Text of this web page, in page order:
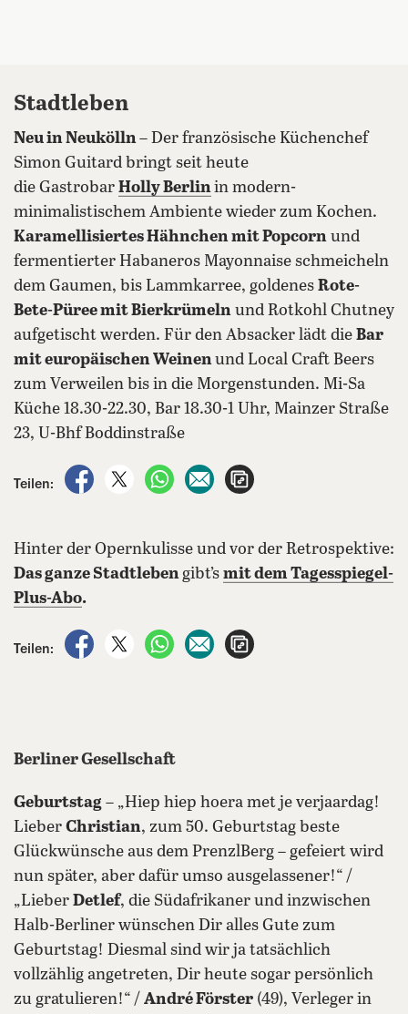
Stadtleben
Neu in Neukölln– Der französische Küchenchef
Simon Guitard bringt seit heute
die Gastrobar Holly Berlinin modern-
minimalistischem Ambiente wieder zum Kochen.
Karamellisiertes Hähnchen mit Popcorn und
fermentierter Habaneros Mayonnaise schmeicheln
dem Gaumen, bis Lammkarree, goldenes Rote-
Bete-Püree mit Bierkrümeln und Rotkohl Chutney
aufgetischt werden. Für den Absacker lädt die Bar
mit europäischen Weinenund Local Craft Beers
zum Verweilen bis in die Morgenstunden. Mi-Sa
Küche 18.30-22.30, Bar 18.30-1 Uhr, Mainzer Straße
23, U-Bhf Boddinstraße
Teilen:
auf Facebook teilen
auf X teilenper WhatsApp teilen
per E-Mail teilen
Hinter der Opernkulisse und vor der Retrospektive:
Das ganze Stadtlebengibt’s mit dem Tagesspiegel-
Plus-Abo.
Teilen:
auf Facebook teilen
auf X teilenper WhatsApp teilen
per E-Mail teilen
Berliner Gesellschaft
Geburtstag – „Hiep hiep hoera met je verjaardag!
Lieber Christian, zum 50. Geburtstag beste
Glückwünsche aus dem PrenzlBerg – gefeiert wird
nun später, aber dafür umso ausgelassener!“ /
„Lieber Detlef, die Südafrikaner und inzwischen
Halb-Berliner wünschen Dir alles Gute zum
Geburtstag! Diesmal sind wir ja tatsächlich
vollzählig angetreten, Dir heute sogar persönlich
zu gratulieren!“ / André Förster (49), Verleger in